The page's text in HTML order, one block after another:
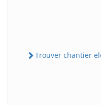
Trouver chantier